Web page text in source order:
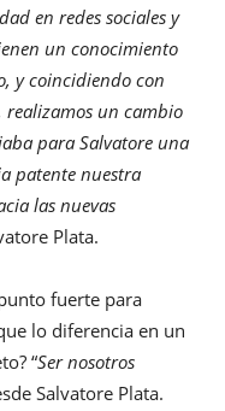
en redes sociales y
un conocimiento
y coincidiendo con
realizamos un cambio
para Salvatore una
patente nuestra
las nuevas
Plata.
fuerte para
lo diferencia en un
“Ser nosotros
Salvatore Plata.